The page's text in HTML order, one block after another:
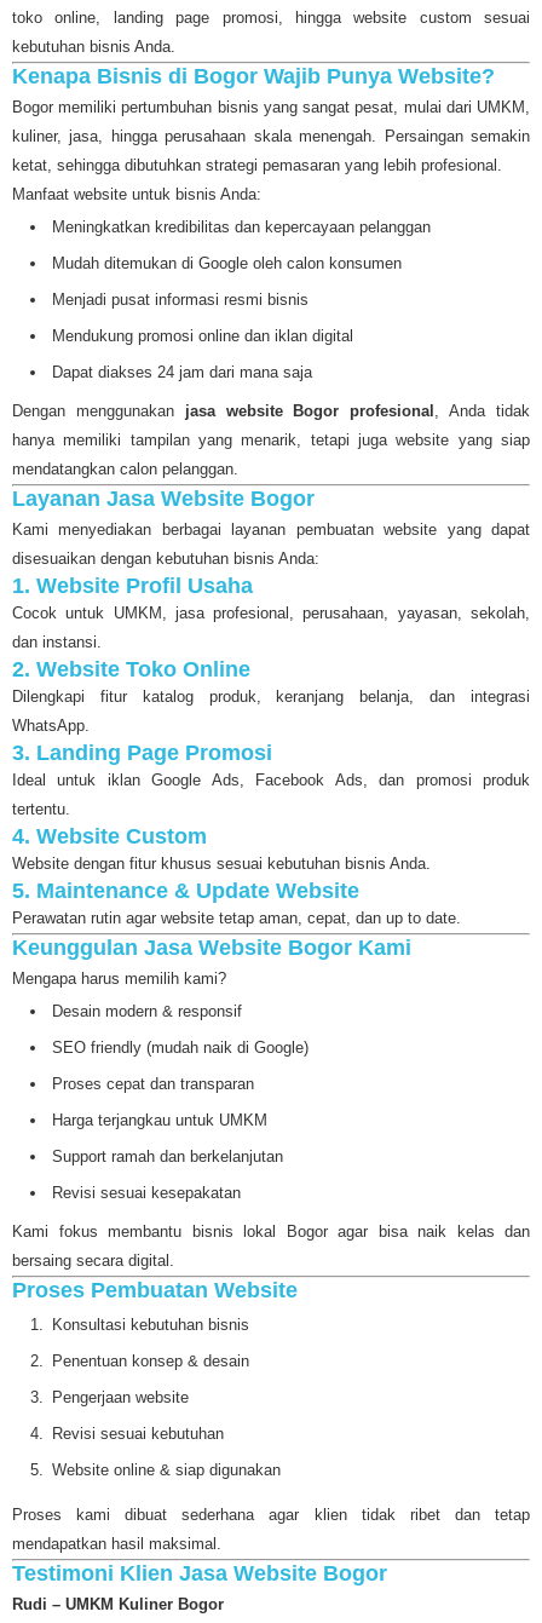
toko online, landing page promosi, hingga website custom sesuai
kebutuhan bisnis Anda.
Kenapa Bisnis di Bogor Wajib Punya Website?
Bogor memiliki pertumbuhan bisnis yang sangat pesat, mulai dari UMKM,
kuliner, jasa, hingga perusahaan skala menengah. Persaingan semakin
ketat, sehingga dibutuhkan strategi pemasaran yang lebih profesional.
Manfaat website untuk bisnis Anda:
Meningkatkan kredibilitas dan kepercayaan pelanggan
Mudah ditemukan di Google oleh calon konsumen
Menjadi pusat informasi resmi bisnis
Mendukung promosi online dan iklan digital
Dapat diakses 24 jam dari mana saja
Dengan menggunakan jasa website Bogor profesional , Anda tidak
hanya memiliki tampilan yang menarik, tetapi juga website yang siap
mendatangkan calon pelanggan.
Layanan Jasa Website Bogor
Kami menyediakan berbagai layanan pembuatan website yang dapat
disesuaikan dengan kebutuhan bisnis Anda:
1. Website Profil Usaha
Cocok untuk UMKM, jasa profesional, perusahaan, yayasan, sekolah,
dan instansi.
2. Website Toko Online
Dilengkapi fitur katalog produk, keranjang belanja, dan integrasi
WhatsApp.
3. Landing Page Promosi
Ideal untuk iklan Google Ads, Facebook Ads, dan promosi produk
tertentu.
4. Website Custom
Website dengan fitur khusus sesuai kebutuhan bisnis Anda.
5. Maintenance & Update Website
Perawatan rutin agar website tetap aman, cepat, dan up to date.
Keunggulan Jasa Website Bogor Kami
Mengapa harus memilih kami?
Desain modern & responsif
SEO friendly (mudah naik di Google)
Proses cepat dan transparan
Harga terjangkau untuk UMKM
Support ramah dan berkelanjutan
Revisi sesuai kesepakatan
Kami fokus membantu bisnis lokal Bogor agar bisa naik kelas dan
bersaing secara digital.
Proses Pembuatan Website
Konsultasi kebutuhan bisnis
Penentuan konsep & desain
Pengerjaan website
Revisi sesuai kebutuhan
Website online & siap digunakan
Proses kami dibuat sederhana agar klien tidak ribet dan tetap
mendapatkan hasil maksimal.
Testimoni Klien Jasa Website Bogor
Rudi – UMKM Kuliner Bogor